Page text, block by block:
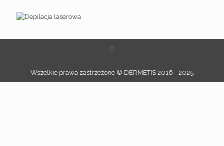
Wszelkie prawa zastrzeżone © DERMETIS 2016 - 2025